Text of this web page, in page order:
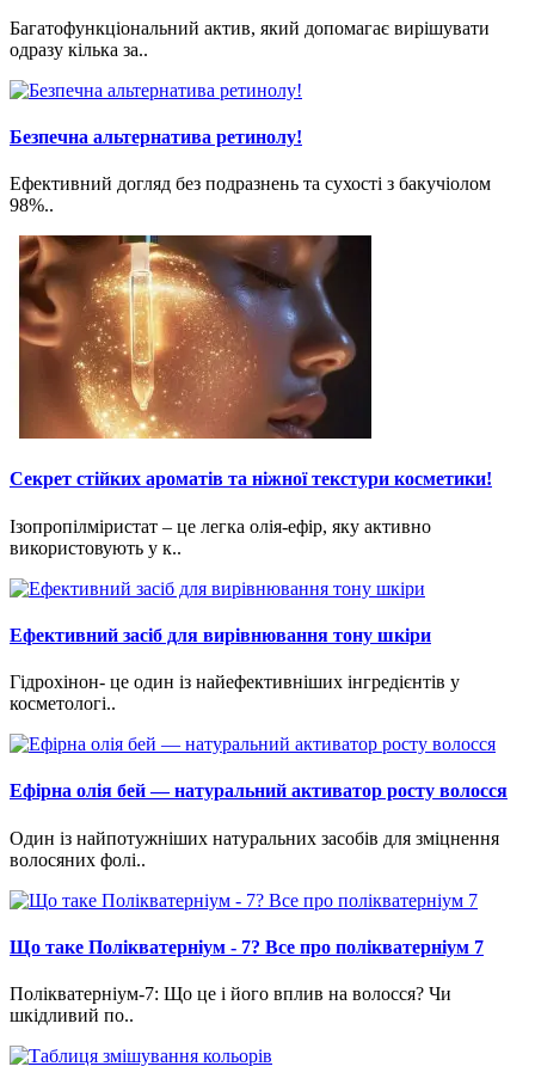
Багатофункціональний актив, який допомагає вирішувати
одразу кілька за..
Безпечна альтернатива ретинолу!
Ефективний догляд без подразнень та сухості з бакучіолом
98%..
Cекрет стійких ароматів та ніжної текстури косметики!
Ізопропілміристат – це легка олія-ефір, яку активно
використовують у к..
Ефективний засіб для вирівнювання тону шкіри
Гідрохінон- це один із найефективніших інгредієнтів у
косметологі..
Ефірна олія бей — натуральний активатор росту волосся
Один із найпотужніших натуральних засобів для зміцнення
волосяних фолі..
Що таке Полікватерніум - 7? Все про полікватерніум 7
Полікватерніум-7: Що це і його вплив на волосся? Чи
шкідливий по..